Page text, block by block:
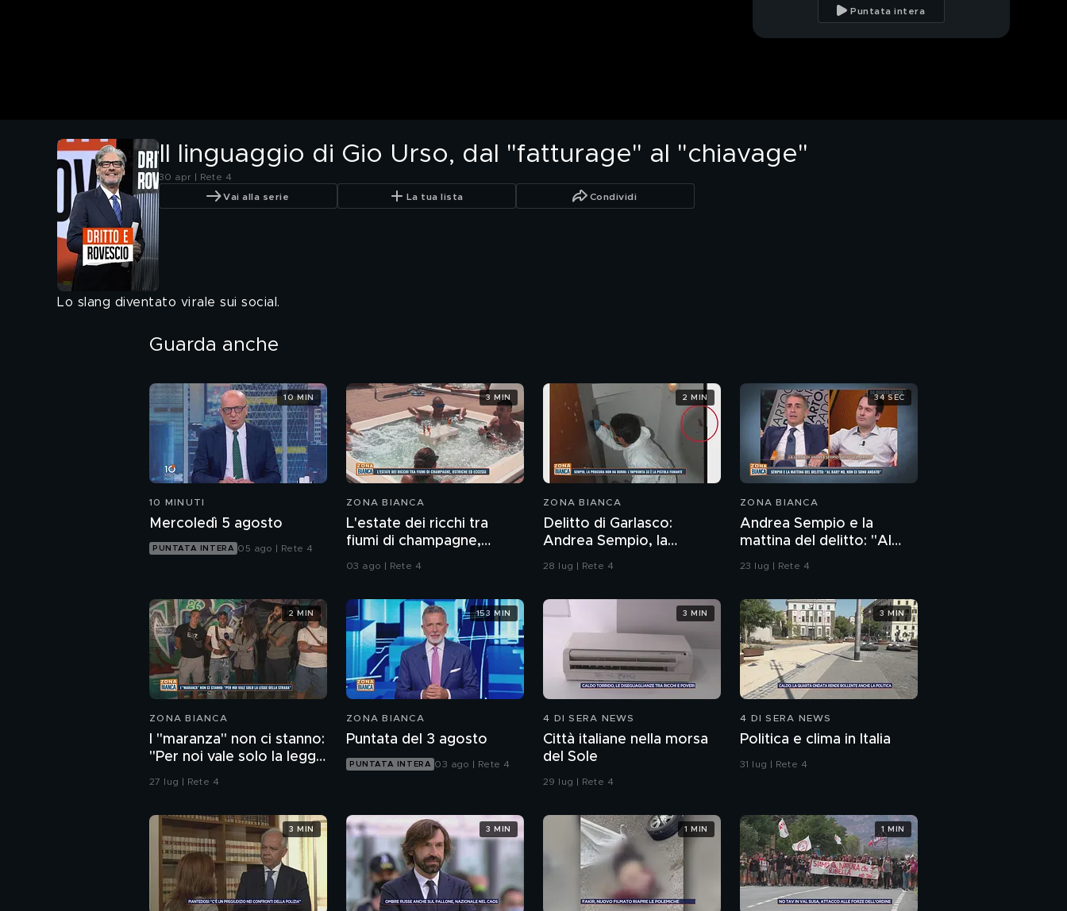
Puntata intera
Il linguaggio di Gio Urso, dal "fatturage" al "chiavage"
30 apr | Rete 4
Vai alla serie La tua lista Condividi
Lo slang diventato virale sui social.
Guarda anche
10 MINUTI
Mercoledì 5 agosto
PUNTATA INTERA 05 ago | Rete 4
10 MIN
ZONA BIANCA
L'estate dei ricchi tra
fiumi di champagne,
ostriche ed eccessi
03 ago | Rete 4
3 MIN
ZONA BIANCA
Delitto di Garlasco:
Andrea Sempio, la
Procura di Pavia non ha
28 lug | Rete 4
2 MIN
ZONA BIANCA
Andrea Sempio e la
mattina del delitto: "Al
bar' No, non ci sono
23 lug | Rete 4
34 SEC
ZONA BIANCA
I "maranza" non ci stanno:
"Per noi vale solo la legge
della strada"
27 lug | Rete 4
2 MIN
ZONA BIANCA
Puntata del 3 agosto
PUNTATA INTERA 03 ago | Rete 4
153 MIN
4 DI SERA NEWS
Città italiane nella morsa
del Sole
29 lug | Rete 4
3 MIN
4 DI SERA NEWS
Politica e clima in Italia
31 lug | Rete 4
3 MIN
3 MIN 3 MIN 1 MIN 1 MIN